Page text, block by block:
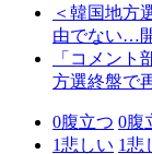
＜韓国地方
由でない…
「コメン
方選終盤で
0腹立つ 0腹
1悲しい 1悲